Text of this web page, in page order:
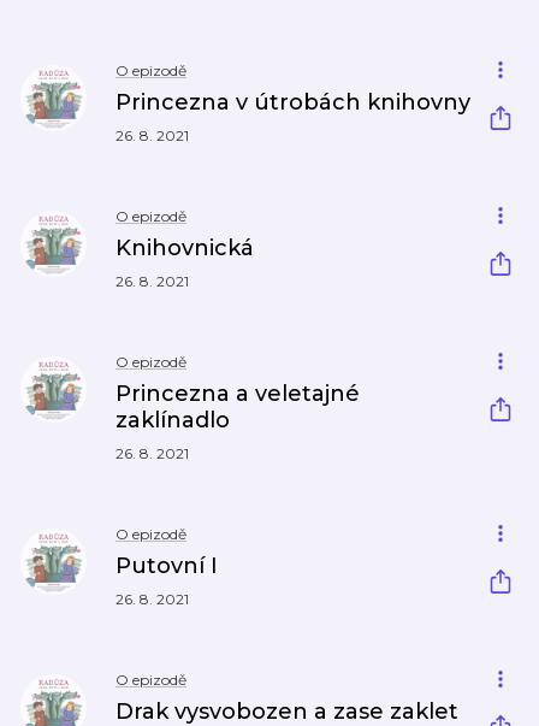
O epizodě
Princezna v útrobách knihovny
26. 8. 2021
O epizodě
Knihovnická
26. 8. 2021
O epizodě
Princezna a veletajné
zaklínadlo
26. 8. 2021
O epizodě
Putovní I
26. 8. 2021
O epizodě
Drak vysvobozen a zase zaklet